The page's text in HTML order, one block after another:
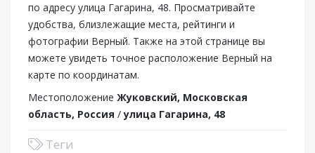
по адресу улица Гагарина, 48. Просматривайте
удобства, близлежащие места, рейтинги и
фотографии Верный. Также на этой странице вы
можете увидеть точное расположение Верный на
карте по координатам.
Местоположение Жуковский, Московская
область, Россия /улица Гагарина, 48
Теги